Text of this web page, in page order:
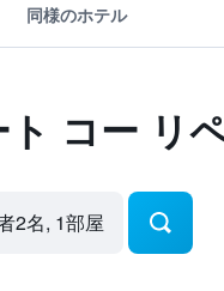
同様のホテル
コー リ
2名, 1​部屋